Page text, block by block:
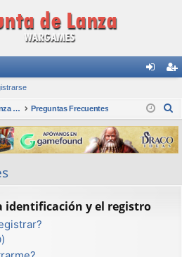
nti
fic
ar
ist
ra
rs
Foro Punta de Lanza Wargames Preguntas Frecuentes
s
c
r
identificación y el registro